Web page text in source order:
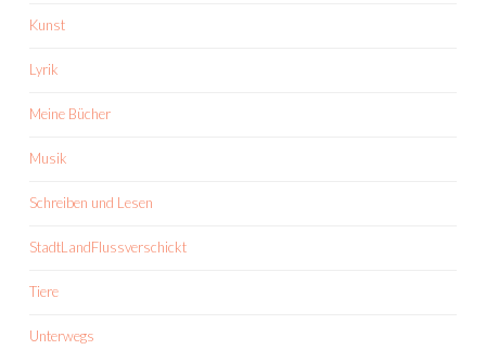
Kunst
Lyrik
Meine Bücher
Musik
Schreiben und Lesen
StadtLandFlussverschickt
Tiere
Unterwegs